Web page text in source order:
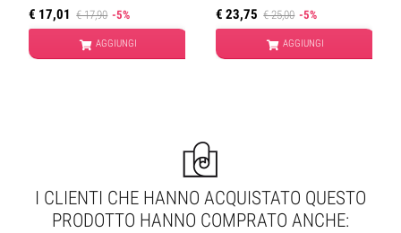
€ 17,01 € 17,90 -5%
AGGIUNGI
€ 23,75 € 25,00 -5%
AGGIUNGI
I CLIENTI CHE HANNO ACQUISTATO QUESTO
PRODOTTO HANNO COMPRATO ANCHE: